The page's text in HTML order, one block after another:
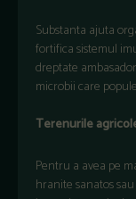
Substanta ajuta
fortifica sistemul
dreptate
microbii care
Terenurile
Pentru a avea pe
hranite sanatos